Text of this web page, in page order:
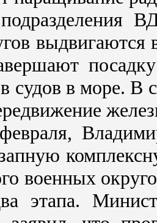
выдвигаются
судов в море. В
военных
этапа.